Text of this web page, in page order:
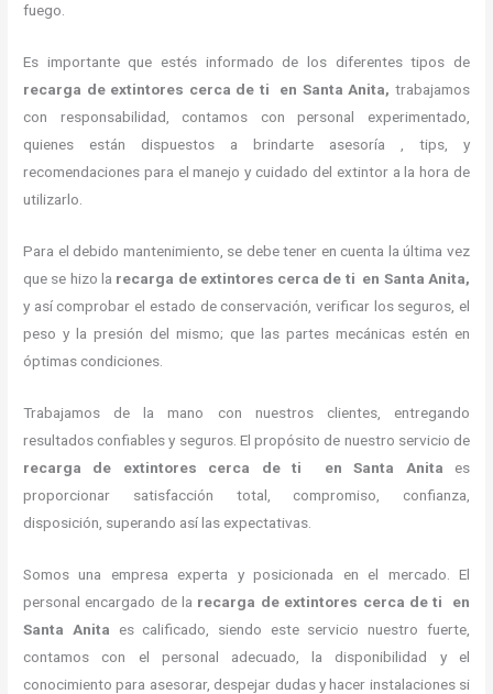
fuego.
Es importante que estés informado de los diferentes tipos de
recarga de extintores cerca de ti en Santa Anita, trabajamos
con responsabilidad, contamos con personal experimentado,
quienes están dispuestos a brindarte asesoría , tips, y
recomendaciones para el manejo y cuidado del extintor a la hora de
utilizarlo.
Para el debido mantenimiento, se debe tener en cuenta la última vez
que se hizo la recarga de extintores cerca de ti en Santa Anita,
y así comprobar el estado de conservación, verificar los seguros, el
peso y la presión del mismo; que las partes mecánicas estén en
óptimas condiciones.
Trabajamos de la mano con nuestros clientes, entregando
resultados confiables y seguros. El propósito de nuestro servicio de
recarga de extintores cerca de ti en Santa Anita es
proporcionar satisfacción total, compromiso, confianza,
disposición, superando así las expectativas.
Somos una empresa experta y posicionada en el mercado. El
personal encargado de la recarga de extintores cerca de ti en
Santa Anita es calificado, siendo este servicio nuestro fuerte,
contamos con el personal adecuado, la disponibilidad y el
conocimiento para asesorar, despejar dudas y hacer instalaciones si